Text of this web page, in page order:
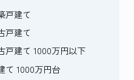
戸建て
戸建て
戸建て 1000万円以下
て 1000万円台